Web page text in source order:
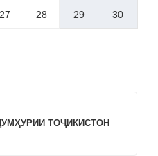
27 28 29 30
ТОҶИКИСТОН